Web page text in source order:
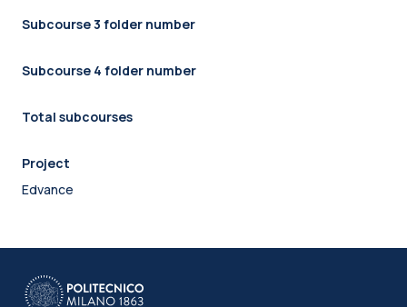
Subcourse 3 folder number
Subcourse 4 folder number
Total subcourses
Project
Edvance